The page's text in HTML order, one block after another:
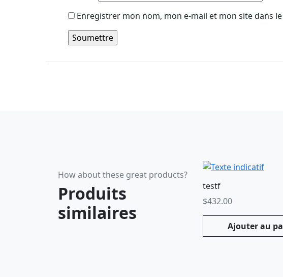
Enregistrer mon nom, mon e-mail et mon site dans
How about these great products?
Produits
similaires
testf
$432.00
Ajouter au